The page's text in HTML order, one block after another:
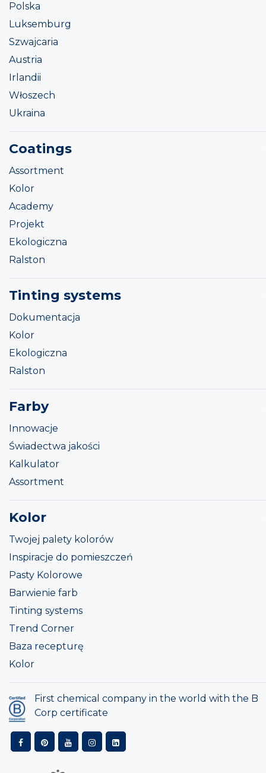
Polska
Luksemburg
Szwajcaria
Austria
Irlandii
Włoszech
Ukraina
Coatings
Assortment
Kolor
Academy
Projekt
Ekologiczna
Ralston
Tinting systems
Dokumentacja
Kolor
Ekologiczna
Ralston
Farby
Innowacje
Świadectwa jakości
Kalkulator
Assortment
Kolor
Twojej palety kolorów
Inspiracje do pomieszczeń
Pasty Kolorowe
Barwienie farb
Tinting systems
Trend Corner
Baza recepturę
Kolor
First chemical company in the world with the B
Corp certificate